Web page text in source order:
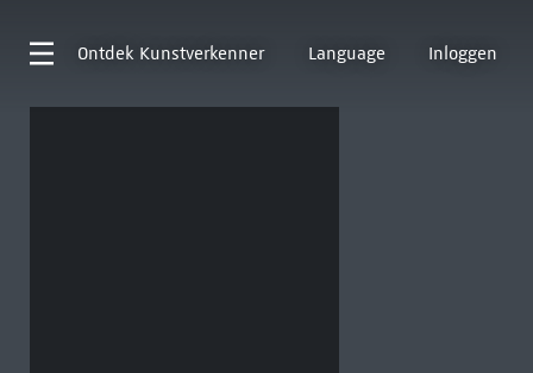
Ontdek Kunstverkenner Language Inloggen